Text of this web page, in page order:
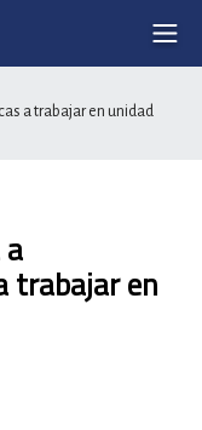
a trabajar en unidad
trabajar en